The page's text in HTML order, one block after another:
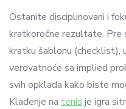
Ostanite disciplinovani i
kratkoročne rezultate. Pre
kratku šablonu (checklist),
verovatnoće sa implied
svih opklada kako biste
Klađenje na tenis je igra